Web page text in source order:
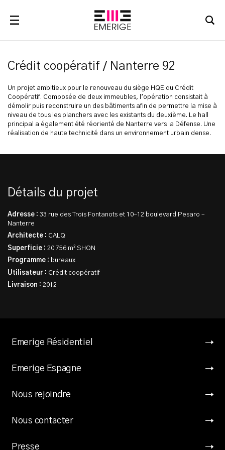
RECHERCHER
Crédit coopératif / Nanterre 92
Un projet ambitieux pour le renouveau du siège HQE du Crédit
Coopératif. Composée de deux immeubles, l’opération consistait à
démolir puis reconstruire un des bâtiments afin de permettre la mise à
niveau de tous les planchers avec les existants du deuxième. Le hall
principal a également été réorienté de Nanterre vers la Défense. Une
réalisation de haute technicité dans un environnement urbain dense.
Détails du projet
Adresse : 33 rue des Trois Fontanots et 10-12 boulevard Pesaro –
Nanterre
Architecte : CALQ
Superficie : 20 756 m² SHON
Programme : bureaux
Utilisateur : Crédit coopératif
Livraison : 2012
Emerige Résidentiel
Emerige Espagne
Nous rejoindre
Nous contacter
Presse